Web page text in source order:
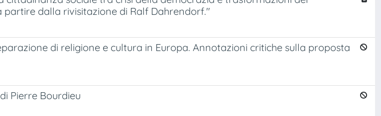
partire dalla rivisitazione di Ralf Dahrendorf."
di religione e cultura in Europa. Annotazioni critiche sulla proposta
Pierre Bourdieu